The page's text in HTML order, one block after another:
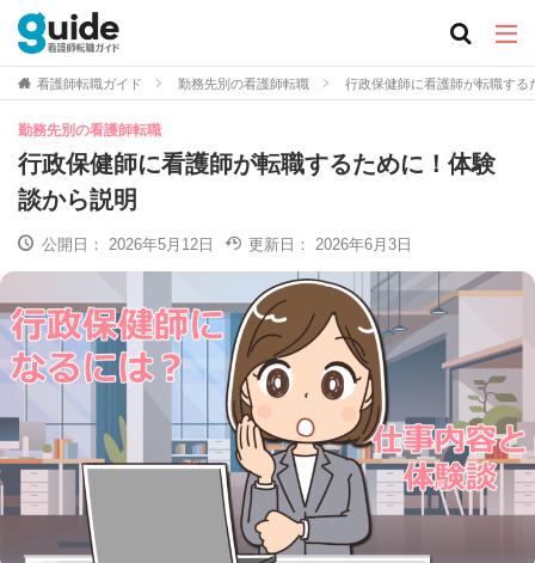
看護師転職ガイド 勤務先別の看護師転職 行政保健師に看護師が転職する
勤務先別の看護師転職
行政保健師に看護師が転職するために！体験
談から説明
公開日： 2026年5月12日 更新日： 2026年6月3日